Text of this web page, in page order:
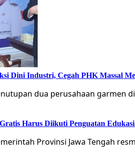
Dini Industri, Cegah PHK Massal
dua perusahaan garmen
Harus Diikuti Penguatan
Provinsi Jawa Tengah